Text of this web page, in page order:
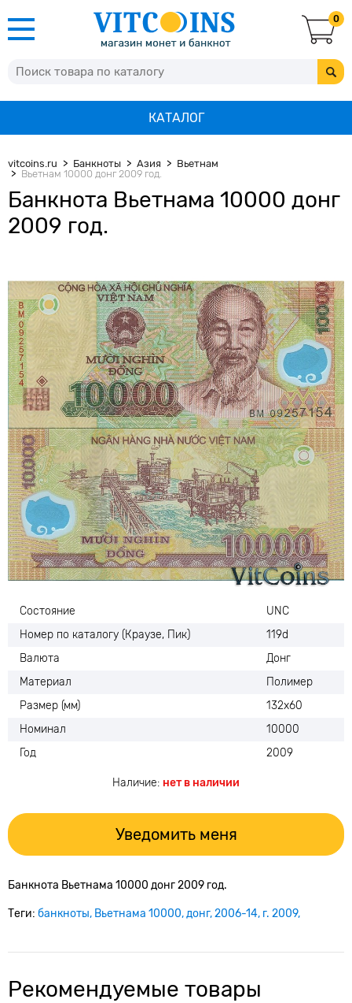
0
КАТАЛОГ
vitcoins.ru Банкноты Азия
Вьетнам
Вьетнам 10000 донг 2009 год.
Банкнота Вьетнама 10000 донг
2009 год.
Состояние
UNC
Номер по каталогу (Краузе, Пик)
119d
Валюта
Донг
Материал
Полимер
Размер (мм)
132х60
Номинал
10000
Год
2009
Наличие: нет в наличии
Уведомить меня
Банкнота Вьетнама 10000 донг 2009 год.
Теги: банкноты Вьетнама 10000 донг 2006-14 г. 2009
Рекомендуемые товары